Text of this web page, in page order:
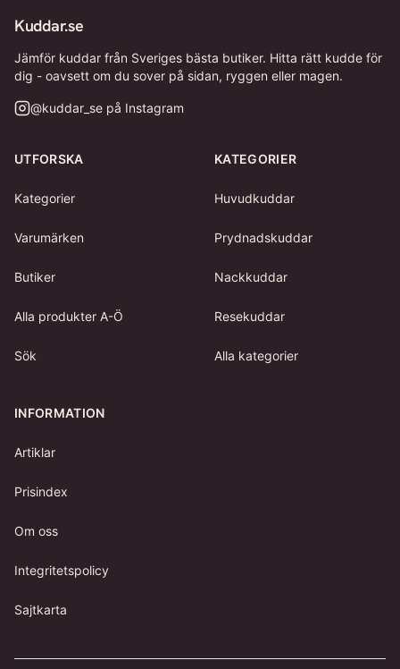
Kuddar.se
Jämför kuddar från Sveriges bästa butiker. Hitta rätt kudde för
dig - oavsett om du sover på sidan, ryggen eller magen.
@kuddar_se på Instagram
UTFORSKA
Kategorier
Varumärken
Butiker
Alla produkter A-Ö
Sök
KATEGORIER
Huvudkuddar
Prydnadskuddar
Nackkuddar
Resekuddar
Alla kategorier
INFORMATION
Artiklar
Prisindex
Om oss
Integritetspolicy
Sajtkarta